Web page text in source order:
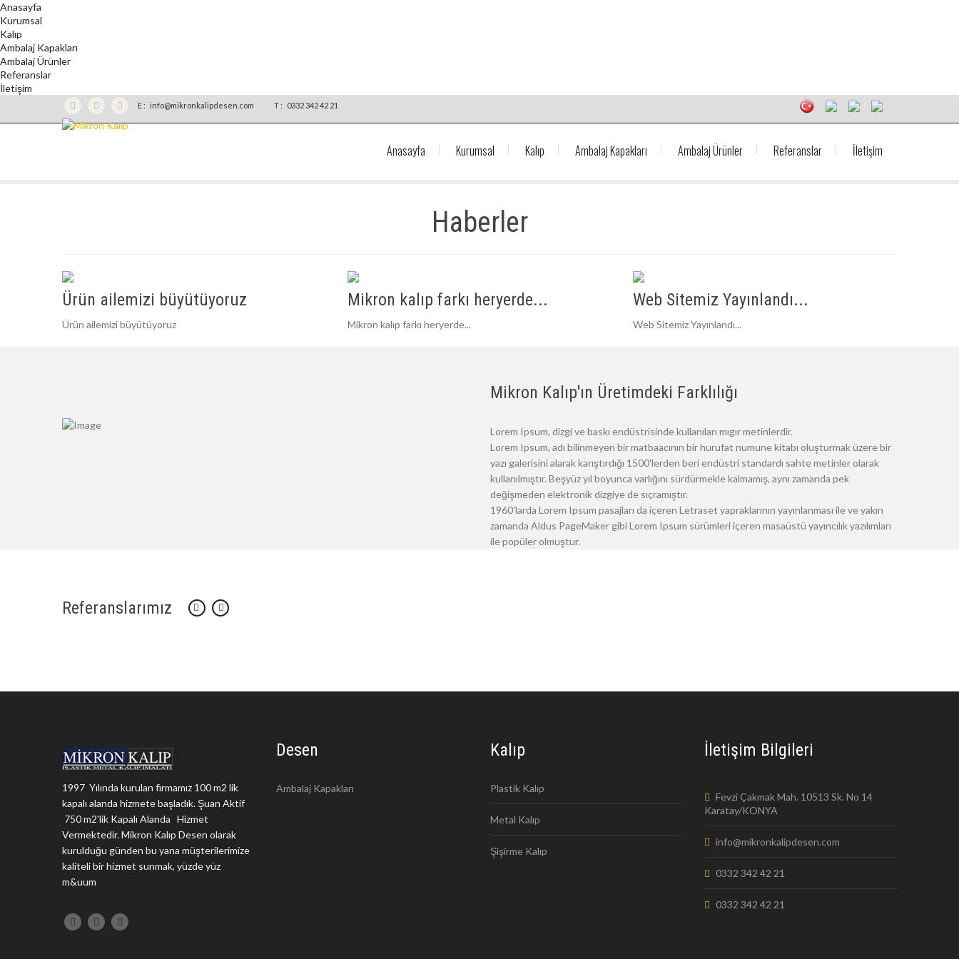
Anasayfa
Kurumsal
Kalıp
Ambalaj Kapakları
Ambalaj Ürünler
Referanslar
İletişim
E : info@mikronkalipdesen.com T : 0332 342 42 21
Anasayfa Kurumsal Kalıp Ambalaj Kapakları Ambalaj Ürünler Referanslar İletişim
Haberler
Ürün ailemizi büyütüyoruz
Ürün ailemizi büyütüyoruz
Mikron kalıp farkı heryerde...
Mikron kalıp farkı heryerde...
Web Sitemiz Yayınlandı...
Web Sitemiz Yayınlandı...
Mikron Kalıp'ın Üretimdeki Farklılığı
Lorem Ipsum, dizgi ve baskı endüstrisinde kullanılan mıgır metinlerdir.
Lorem Ipsum, adı bilinmeyen bir matbaacının bir hurufat numune kitabı oluşturmak üzere bir
yazı galerisini alarak karıştırdığı 1500'lerden beri endüstri standardı sahte metinler olarak
kullanılmıştır. Beşyüz yıl boyunca varlığını sürdürmekle kalmamış, aynı zamanda pek
değişmeden elektronik dizgiye de sıçramıştır.
1960'larda Lorem Ipsum pasajları da içeren Letraset yapraklarının yayınlanması ile ve yakın
zamanda Aldus PageMaker gibi Lorem Ipsum sürümleri içeren masaüstü yayıncılık yazılımları
ile popüler olmuştur.
Referanslarımız
1997 Yılında kurulan firmamız 100 m2 lik
kapalı alanda hizmete başladık. Şuan Aktif
750 m2'lik Kapalı Alanda Hizmet
Vermektedir. Mikron Kalıp Desen olarak
kurulduğu günden bu yana müşterilerimize
kaliteli bir hizmet sunmak, yüzde yüz
m&uum
Desen
Ambalaj Kapakları
Kalıp
Plastik Kalıp
Metal Kalıp
Şişirme Kalıp
İletişim Bilgileri
Fevzi Çakmak Mah. 10513 Sk. No 14
Karatay/KONYA
info@mikronkalipdesen.com
0332 342 42 21
0332 342 42 21